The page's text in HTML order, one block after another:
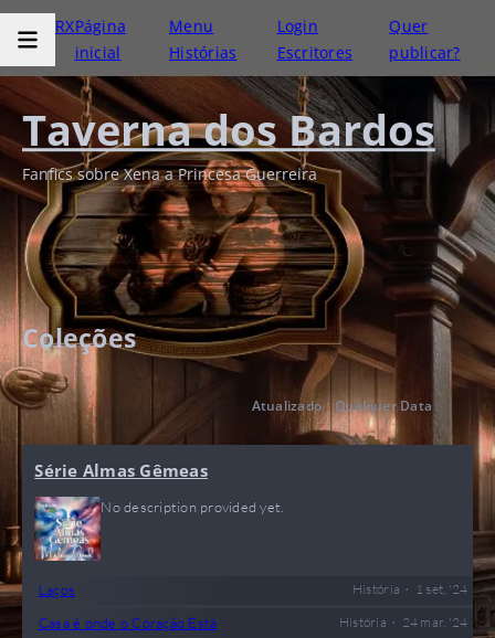
RXPágina
inicial
Menu
Histórias
Login
Escritores
Quer
publicar?
Taverna dos Bardos
Fanfics sobre Xena a Princesa Guerreira
Coleções
Atualizado Qualquer Data
Série Almas Gêmeas
No description provided yet.
Laços História • 1 set, '24
Casa é onde o Coração Está História • 24 mar, '24